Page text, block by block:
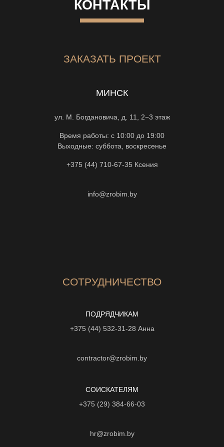
КОНТАКТЫ
ЗАКАЗАТЬ ПРОЕКТ
МИНСК
ул. М. Богдановича, д. 11, 2−3 этаж
Время работы: с 10:00 до 19:00
Выходные: суббота, воскресенье
+375 (44) 710-67-35 Ксения
info@zrobim.by
СОТРУДНИЧЕСТВО
ПОДРЯДЧИКАМ
+375 (44) 532-31-28 Анна
contractor@zrobim.by
СОИСКАТЕЛЯМ
+375 (29) 384-66-03
hr@zrobim.by